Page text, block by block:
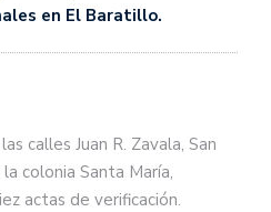
en El Baratillo.
calles Juan R. Zavala, San
colonia Santa María,
actas de verificación.